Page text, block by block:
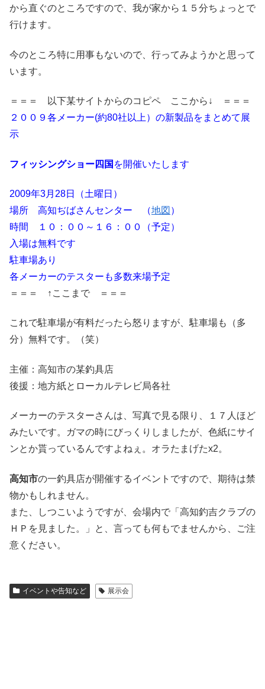
から直ぐのところですので、我が家から１５分ちょっとで
行けます。
今のところ特に用事もないので、行ってみようかと思って
います。
＝＝＝ 以下某サイトからのコピペ ここから↓ ＝＝＝
２００９各メーカー(約80社以上）の新製品をまとめて展
示
フィッシングショー四国 を開催いたします
2009年3月28日（土曜日）
場所 高知ぢばさんセンター （地図 ）
時間 １０：００～１６：００（予定）
入場は無料です
駐車場あり
各メーカーのテスターも多数来場予定
＝＝＝ ↑ここまで ＝＝＝
これで駐車場が有料だったら怒りますが、駐車場も（多
分）無料です。（笑）
主催：高知市の某釣具店
後援：地方紙とローカルテレビ局各社
メーカーのテスターさんは、写真で見る限り、１７人ほど
みたいです。ガマの時にびっくりしましたが、色紙にサイ
ンとか貰っているんですよねぇ。オラたまげたx2。
高知市の一釣具店が開催するイベントですので、期待は禁
物かもしれません。
また、しつこいようですが、会場内で「高知釣吉クラブの
ＨＰを見ました。」と、言っても何もでませんから、ご注
意ください。
イベントや告知など 展示会